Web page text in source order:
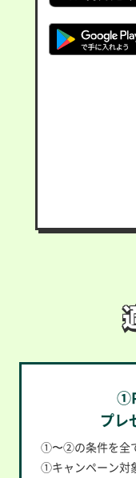
プレ
①〜②の条件を全
①キャンペーン対